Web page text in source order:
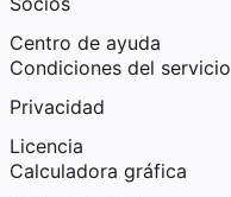
Centro de ayuda
Condiciones del servicio
Privacidad
Licencia
Calculadora gráfica